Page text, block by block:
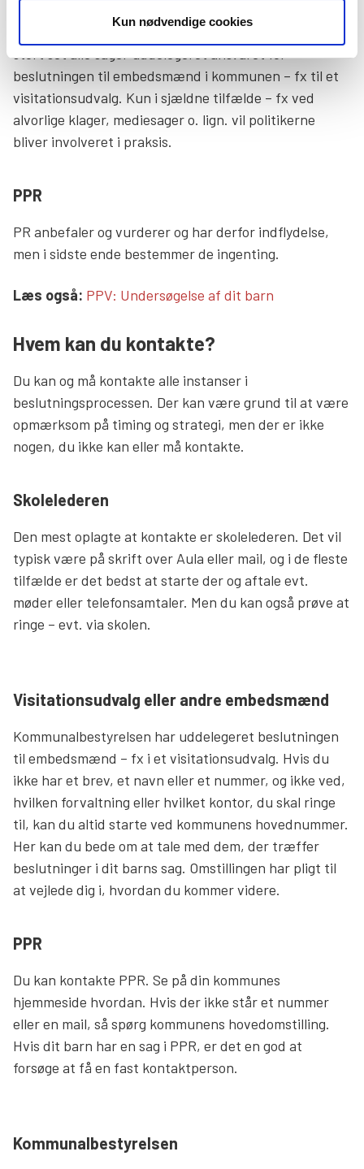
Kun nødvendige cookies
beslutningen. I praksis har kommunalbestyrelsen i
stort set alle sager uddelegeret ansvaret for
beslutningen til embedsmænd i kommunen – fx til et
visitationsudvalg. Kun i sjældne tilfælde – fx ved
alvorlige klager, mediesager o. lign. vil politikerne
bliver involveret i praksis.
PPR
PR anbefaler og vurderer og har derfor indflydelse,
men i sidste ende bestemmer de ingenting.
Læs mere links
Læs også: PPV: Undersøgelse af dit barn
Hvem kan du kontakte?
Du kan og må kontakte alle instanser i
beslutningsprocessen. Der kan være grund til at være
opmærksom på timing og strategi, men der er ikke
nogen, du ikke kan eller må kontakte.
Skolelederen
Den mest oplagte at kontakte er skolelederen. Det vil
typisk være på skrift over Aula eller mail, og i de fleste
tilfælde er det bedst at starte der og aftale evt.
møder eller telefonsamtaler. Men du kan også prøve at
ringe – evt. via skolen.
Visitationsudvalg eller andre embedsmænd
Kommunalbestyrelsen har uddelegeret beslutningen
til embedsmænd – fx i et visitationsudvalg. Hvis du
ikke har et brev, et navn eller et nummer, og ikke ved,
hvilken forvaltning eller hvilket kontor, du skal ringe
til, kan du altid starte ved kommunens hovednummer.
Her kan du bede om at tale med dem, der træffer
beslutninger i dit barns sag. Omstillingen har pligt til
at vejlede dig i, hvordan du kommer videre.
PPR
Du kan kontakte PPR. Se på din kommunes
hjemmeside hvordan. Hvis der ikke står et nummer
eller en mail, så spørg kommunens hovedomstilling.
Hvis dit barn har en sag i PPR, er det en god at
forsøge at få en fast kontaktperson.
Kommunalbestyrelsen